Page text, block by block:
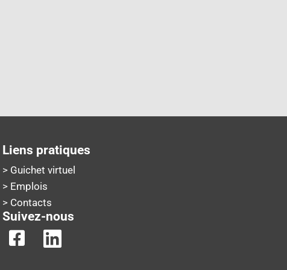
Liens pratiques
> Guichet virtuel
> Emplois
> Contacts
Suivez-nous